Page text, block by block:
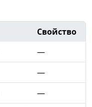
Свойство
—
—
—